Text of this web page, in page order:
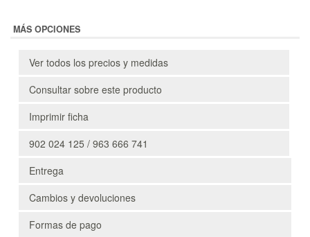
MÁS OPCIONES
Ver todos los precios y medidas
Consultar sobre este producto
Imprimir ficha
902 024 125 / 963 666 741
Entrega
Cambios y devoluciones
Formas de pago